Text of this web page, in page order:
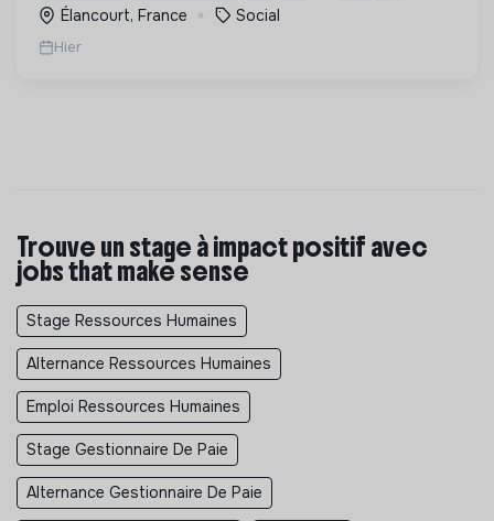
Élancourt, France Social
Hier
Trouve un stage à impact positif avec
jobs that make sense
Stage Ressources Humaines
Alternance Ressources Humaines
Emploi Ressources Humaines
Stage Gestionnaire De Paie
Alternance Gestionnaire De Paie